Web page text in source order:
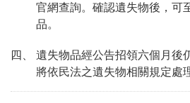
官網查詢。確認遺失物後，可
品。
四、 遺失物品經公告招領六個月後
將依民法之遺失物相關規定處